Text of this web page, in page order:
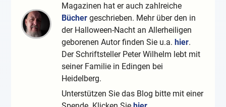
Magazinen hat er auch zahlreiche
Bücher geschrieben. Mehr über den in
der Halloween-Nacht an Allerheiligen
geborenen Autor finden Sie u.a.hier.
Der Schriftsteller Peter Wilhelm lebt mit
seiner Familie in Edingen bei
Heidelberg.
Unterstützen Sie das Blog bitte mit einer